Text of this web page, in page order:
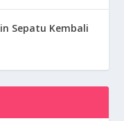
Sepatu Kembali